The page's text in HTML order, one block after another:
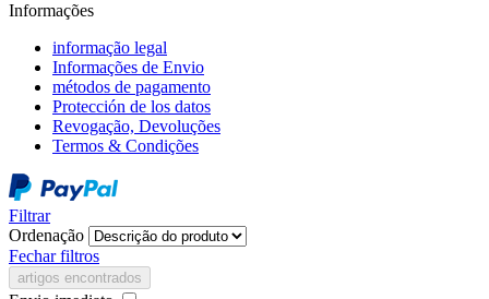
Informações
informação legal
Informações de Envio
métodos de pagamento
Protección de los datos
Revogação, Devoluções
Termos & Condições
Filtrar
Ordenação
Fechar filtros
artigos encontrados